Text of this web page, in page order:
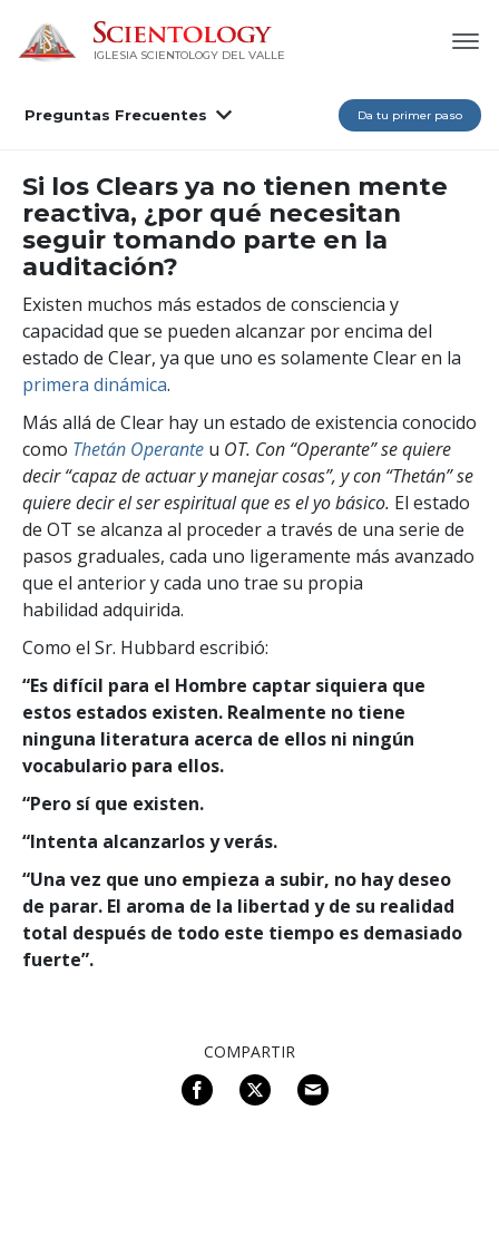
IGLESIA SCIENTOLOGY DEL VALLE
Preguntas Frecuentes Da tu primer paso
Si los Clears ya no tienen mente
reactiva, ¿por qué necesitan
seguir tomando parte en la
auditación?
Existen muchos más estados de consciencia y
capacidad que se pueden alcanzar por encima del
estado de Clear, ya que uno es solamente Clear en la
primera dinámica.
Más allá de Clear hay un estado de existencia conocido
como Thetán Operante u OT. Con “Operante” se quiere
decir “capaz de actuar y manejar cosas”, y con “Thetán” se
quiere decir el ser espiritual que es el yo básico. El estado
de OT se alcanza al proceder a través de una serie de
pasos graduales, cada uno ligeramente más avanzado
que el anterior y cada uno trae su propia
habilidad adquirida.
Como el Sr. Hubbard escribió:
“Es difícil para el Hombre captar siquiera que
estos estados existen. Realmente no tiene
ninguna literatura acerca de ellos ni ningún
vocabulario para ellos.
“Pero sí que existen.
“Intenta alcanzarlos y verás.
“Una vez que uno empieza a subir, no hay deseo
de parar. El aroma de la libertad y de su realidad
total después de todo este tiempo es demasiado
fuerte”.
COMPARTIR